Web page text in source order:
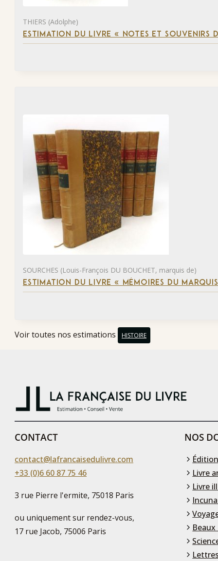
THIERS (Adolphe)
ESTIMATION DU LIVRE « NOTES ET SOUVENIRS
SOURCHES (Louis-François DU BOUCHET, marquis de)
ESTIMATION DU LIVRE « MÉMOIRES DU
Voir toutes nos estimations HISTOIRE
CONTACT
contact@lafrancaisedulivre.com
+33 (0)6 60 87 75 46
3 rue Pierre l'ermite, 75018 Paris
ou uniquement sur rendez-vous,
17 rue Jacob, 75006 Paris
NOS
Livre
Livre